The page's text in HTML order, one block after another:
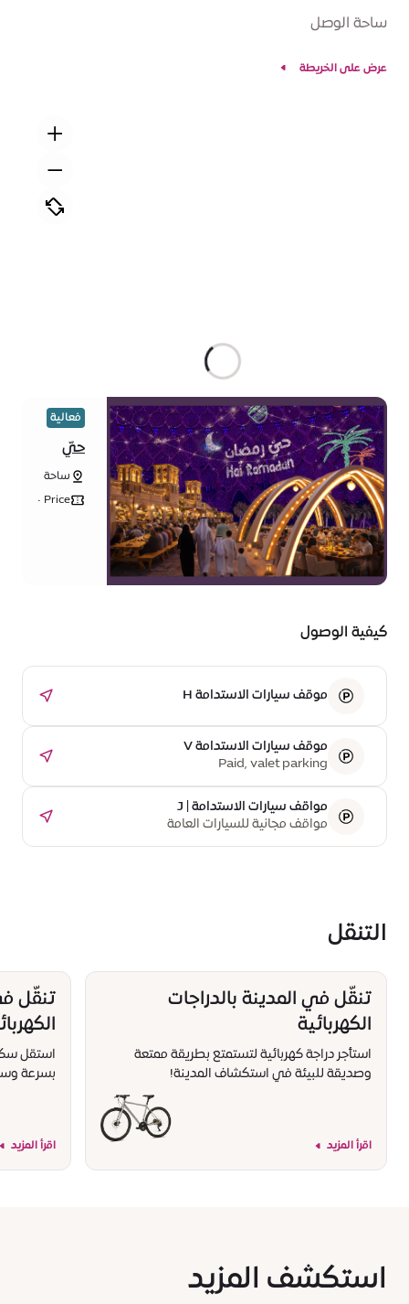
ساحة الوصل
عرض على الخريطة
فعالية
حيّ
رمضان:
إفطار
يرحب
ساحة
الوصل
Price •
كيفية الوصول
موقف سيارات الاستدامة H
موقف سيارات الاستدامة V
Paid, valet parking
مواقف سيارات الاستدامة | J
مواقف مجانية للسيارات العامة
التنقل
تنقّل في المدينة بالدراجات
الكهربائية
استأجر دراجة كهربائية لتستمتع بطريقة ممتعة
وصديقة للبيئة في استكشاف المدينة!
اقرأ المزيد
تنقّل
استقل
بسرعة
اقرأ المزيد
استكشف المزيد